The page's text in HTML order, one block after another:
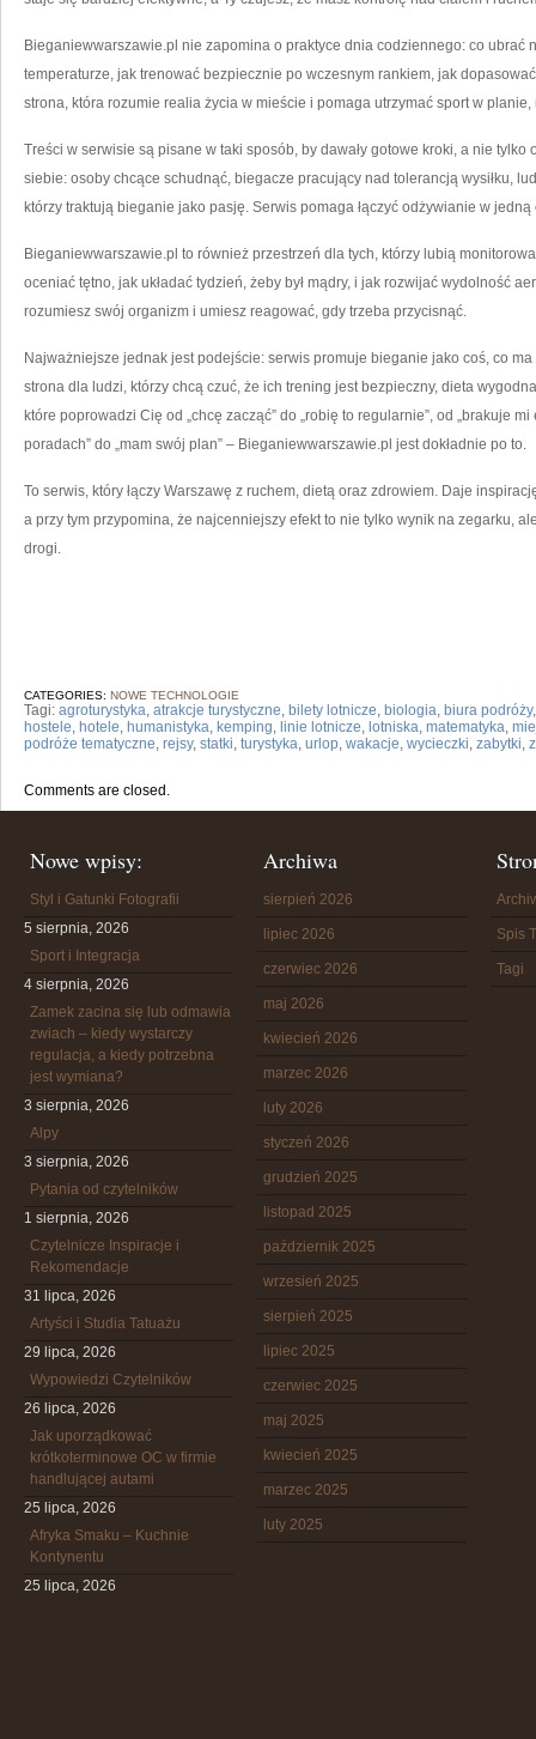
Bieganiewwarszawie.pl nie zapomina o praktyce dnia codziennego: co ubrać
temperaturze, jak trenować bezpiecznie po wczesnym rankiem, jak
strona, która rozumie realia życia w mieście i pomaga utrzymać sport w
Treści w serwisie są pisane w taki sposób, by dawały gotowe kroki, a nie tylko
siebie: osoby chcące schudnąć, biegacze pracujący nad tolerancją wysiłku,
którzy traktują bieganie jako pasję. Serwis pomaga łączyć odżywianie w
Bieganiewwarszawie.pl to również przestrzeń dla tych, którzy lubią
oceniać tętno, jak układać tydzień, żeby był mądry, i jak rozwijać wydolność
rozumiesz swój organizm i umiesz reagować, gdy trzeba przycisnąć.
Najważniejsze jednak jest podejście: serwis promuje bieganie jako coś, co
strona dla ludzi, którzy chcą czuć, że ich trening jest bezpieczny, dieta
które poprowadzi Cię od „chcę zacząć” do „robię to regularnie”, od „brakuje
poradach” do „mam swój plan” – Bieganiewwarszawie.pl jest dokładnie po to.
To serwis, który łączy Warszawę z ruchem, dietą oraz zdrowiem. Daje
a przy tym przypomina, że najcenniejszy efekt to nie tylko wynik na zegarku,
drogi.
CATEGORIES: NOWE TECHNOLOGIE
Tagi: agroturystyka, atrakcje turystyczne, bilety lotnicze, biologia, biura podróży
hostele, hotele, humanistyka, kemping, linie lotnicze, lotniska, matematyka,
podróże tematyczne, rejsy, statki, turystyka, urlop, wakacje, wycieczki, zabytki,
Comments are closed.
Nowe wpisy:
Styl i Gatunki Fotografii
5 sierpnia, 2026
Sport i Integracja
4 sierpnia, 2026
Zamek zacina się lub odmawia
zwiach – kiedy wystarczy
regulacja, a kiedy potrzebna
jest wymiana?
3 sierpnia, 2026
Alpy
3 sierpnia, 2026
Pytania od czytelników
1 sierpnia, 2026
Czytelnicze Inspiracje i
Rekomendacje
31 lipca, 2026
Artyści i Studia Tatuażu
29 lipca, 2026
Wypowiedzi Czytelników
26 lipca, 2026
Jak uporządkować
krótkoterminowe OC w firmie
handlującej autami
25 lipca, 2026
Afryka Smaku – Kuchnie
Kontynentu
25 lipca, 2026
Archiwa
sierpień 2026
lipiec 2026
czerwiec 2026
maj 2026
kwiecień 2026
marzec 2026
luty 2026
styczeń 2026
grudzień 2025
listopad 2025
październik 2025
wrzesień 2025
sierpień 2025
lipiec 2025
czerwiec 2025
maj 2025
kwiecień 2025
marzec 2025
luty 2025
Spis
Tagi